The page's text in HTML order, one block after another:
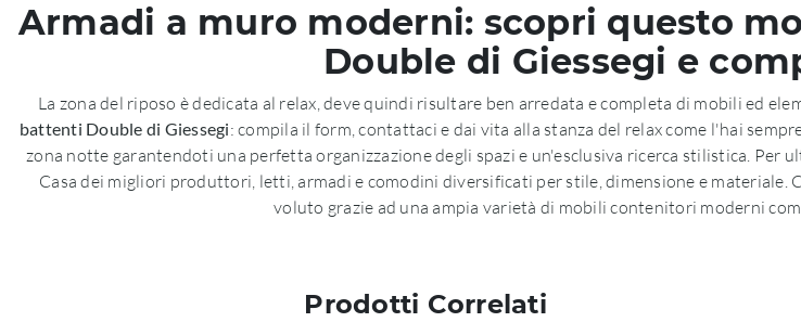
Armadi a muro moderni: scopri questo
Double di Giessegi e
La zona del riposo è dedicata al relax, deve quindi risultare ben arredata e completa di mobili ed
battenti Double di Giessegi: compila il form, contattaci e dai vita alla stanza del relax come l'hai
zona notte garantendoti una perfetta organizzazione degli spazi e un'esclusiva ricerca stilistica.
Casa dei migliori produttori, letti, armadi e comodini diversificati per stile, dimensione e
voluto grazie ad una ampia varietà di mobili contenitori moderni
Prodotti Correlati